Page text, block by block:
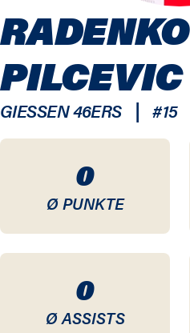
0
Ø PUNKTE
0
Ø ASSISTS
RADENKO
PILCEVIC
GIESSEN 46ERS | #15